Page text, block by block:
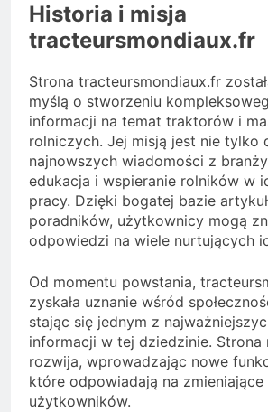
Historia i misja
tracteursmondiaux.fr
Strona tracteursmondiaux.fr
myślą o stworzeniu
informacji na temat traktorów i
rolniczych. Jej misją jest nie tylko
najnowszych wiadomości z
edukacja i wspieranie rolników w
pracy. Dzięki bogatej bazie
poradników, użytkownicy mogą
odpowiedzi na wiele nurtujących
Od momentu powstania,
zyskała uznanie wśród
stając się jednym z
informacji w tej dziedzinie. Strona
rozwija, wprowadzając nowe
które odpowiadają na
użytkowników.